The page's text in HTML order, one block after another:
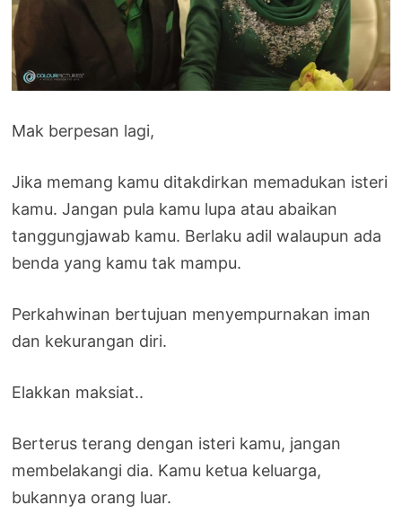
Mak berpesan lagi,
Jika memang kamu ditakdirkan memadukan isteri
kamu. Jangan pula kamu lupa atau abaikan
tanggungjawab kamu. Berlaku adil walaupun ada
benda yang kamu tak mampu.
Perkahwinan bertujuan menyempurnakan iman
dan kekurangan diri.
Elakkan maksiat..
Berterus terang dengan isteri kamu, jangan
membelakangi dia. Kamu ketua keluarga,
bukannya orang luar.